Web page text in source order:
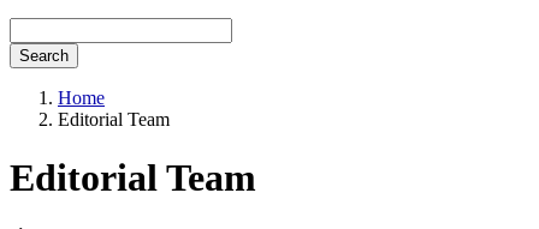
Search
Home
Editorial Team
Editorial Team